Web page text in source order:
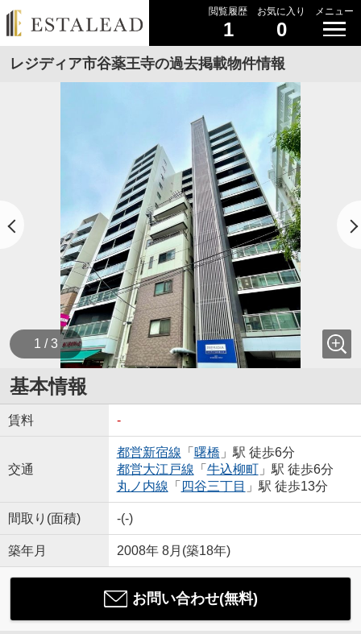
閲覧履歴
1
お気に入り
0
メニュー
レジディア市谷薬王寺の過去掲載物件情報
1 / 3
基本情報
賃料 -
交通
都営新宿線 「 曙橋 」駅 徒歩6分
都営大江戸線 「 牛込柳町」駅 徒歩6分
丸ノ内線 「 四谷三丁目 」駅 徒歩13分
間取り(面積) -(-)
築年月 2008年 8月(築18年)
お問い合わせ(無料)